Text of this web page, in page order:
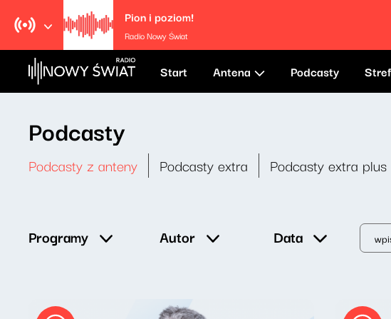
Pion i poziom!
Radio Nowy Świat
Start Antena Podcasty
Podcasty
Podcasty z anteny Podcasty extra Podcasty extra plus
Programy Autor Data